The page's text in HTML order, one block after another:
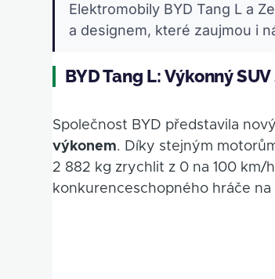
Elektromobily BYD Tang L a
a designem, které zaujmou i
BYD Tang L: Výkonný
Společnost BYD představila
výkonem. Díky stejným
2 882 kg zrychlit z 0 na 100 km/
konkurenceschopného hráče